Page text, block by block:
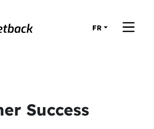
FR
Success